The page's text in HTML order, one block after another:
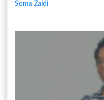
Soma Zaidi